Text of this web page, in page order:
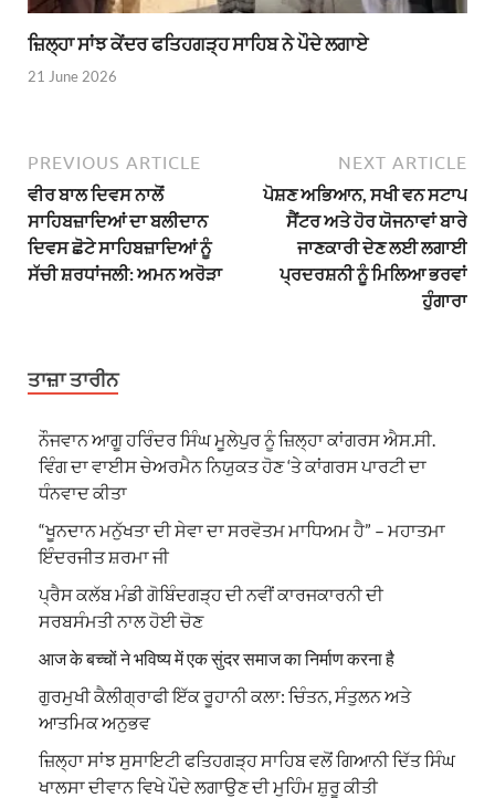
ਜ਼ਿਲ੍ਹਾ ਸਾਂਝ ਕੇਂਦਰ ਫਤਿਹਗੜ੍ਹ ਸਾਹਿਬ ਨੇ ਪੌਦੇ ਲਗਾਏ
21 June 2026
PREVIOUS ARTICLE
ਵੀਰ ਬਾਲ ਦਿਵਸ ਨਾਲੋਂ
ਸਾਹਿਬਜ਼ਾਦਿਆਂ ਦਾ ਬਲੀਦਾਨ
ਦਿਵਸ ਛੋਟੇ ਸਾਹਿਬਜ਼ਾਦਿਆਂ ਨੂੰ
ਸੱਚੀ ਸ਼ਰਧਾਂਜਲੀ: ਅਮਨ ਅਰੋੜਾ
NEXT ARTICLE
ਪੋਸ਼ਣ ਅਭਿਆਨ, ਸਖੀ ਵਨ ਸਟਾਪ
ਸੈਂਟਰ ਅਤੇ ਹੋਰ ਯੋਜਨਾਵਾਂ ਬਾਰੇ
ਜਾਣਕਾਰੀ ਦੇਣ ਲਈ ਲਗਾਈ
ਪ੍ਰਦਰਸ਼ਨੀ ਨੂੰ ਮਿਲਿਆ ਭਰਵਾਂ
ਹੁੰਗਾਰਾ
ਤਾਜ਼ਾ ਤਾਰੀਨ
ਨੌਜਵਾਨ ਆਗੂ ਹਰਿੰਦਰ ਸਿੰਘ ਮੂਲੇਪੁਰ ਨੂੰ ਜ਼ਿਲ੍ਹਾ ਕਾਂਗਰਸ ਐਸ.ਸੀ.
ਵਿੰਗ ਦਾ ਵਾਈਸ ਚੇਅਰਮੈਨ ਨਿਯੁਕਤ ਹੋਣ ‘ਤੇ ਕਾਂਗਰਸ ਪਾਰਟੀ ਦਾ
ਧੰਨਵਾਦ ਕੀਤਾ
“ਖੂਨਦਾਨ ਮਨੁੱਖਤਾ ਦੀ ਸੇਵਾ ਦਾ ਸਰਵੋਤਮ ਮਾਧਿਅਮ ਹੈ” – ਮਹਾਤਮਾ
ਇੰਦਰਜੀਤ ਸ਼ਰਮਾ ਜੀ
ਪ੍ਰੈਸ ਕਲੱਬ ਮੰਡੀ ਗੋਬਿੰਦਗੜ੍ਹ ਦੀ ਨਵੀਂ ਕਾਰਜਕਾਰਨੀ ਦੀ
ਸਰਬਸੰਮਤੀ ਨਾਲ ਹੋਈ ਚੋਣ
आज के बच्चों ने भविष्य में एक सुंदर समाज का निर्माण करना है
ਗੁਰਮੁਖੀ ਕੈਲੀਗ੍ਰਾਫੀ ਇੱਕ ਰੂਹਾਨੀ ਕਲਾ: ਚਿੰਤਨ, ਸੰਤੁਲਨ ਅਤੇ
ਆਤਮਿਕ ਅਨੁਭਵ
ਜ਼ਿਲ੍ਹਾ ਸਾਂਝ ਸੁਸਾਇਟੀ ਫਤਿਹਗੜ੍ਹ ਸਾਹਿਬ ਵਲੋਂ ਗਿਆਨੀ ਦਿੱਤ ਸਿੰਘ
ਖਾਲਸਾ ਦੀਵਾਨ ਵਿਖੇ ਪੌਦੇ ਲਗਾਉਣ ਦੀ ਮੁਹਿੰਮ ਸ਼ੁਰੂ ਕੀਤੀ